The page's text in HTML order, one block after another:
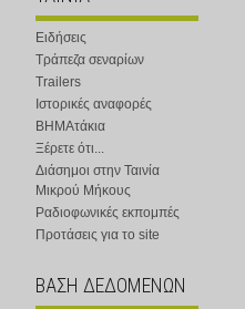
Ειδήσεις
Τράπεζα σεναρίων
Trailers
Ιστορικές αναφορές
ΒΗΜΑτάκια
Ξέρετε ότι...
Διάσημοι στην Ταινία
Μικρού Μήκους
Ραδιοφωνικές εκπομπές
Προτάσεις για το site
ΒΑΣΗ ΔΕΔΟΜΕΝΩΝ